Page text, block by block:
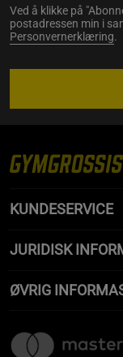
Ved å klikke på
postadressen min i
Personvernerklæring.
KUNDESERVICE
JURIDISK
ØVRIG